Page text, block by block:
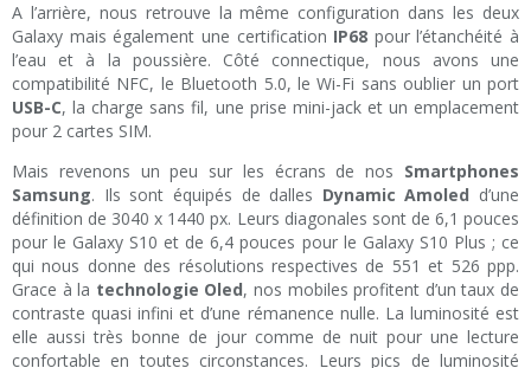
A l’arrière, nous retrouve la même configuration dans les deux
Galaxy mais également une certification IP68 pour l’étanchéité à
l’eau et à la poussière. Côté connectique, nous avons une
compatibilité NFC, le Bluetooth 5.0, le Wi-Fi sans oublier un port
USB-C, la charge sans fil, une prise mini-jack et un emplacement
pour 2 cartes SIM.
Mais revenons un peu sur les écrans de nos Smartphones
Samsung. Ils sont équipés de dalles Dynamic Amoled d’une
définition de 3040 x 1440 px. Leurs diagonales sont de 6,1 pouces
pour le Galaxy S10 et de 6,4 pouces pour le Galaxy S10 Plus ; ce
qui nous donne des résolutions respectives de 551 et 526 ppp.
Grace à la technologie Oled, nos mobiles profitent d’un taux de
contraste quasi infini et d’une rémanence nulle. La luminosité est
elle aussi très bonne de jour comme de nuit pour une lecture
confortable en toutes circonstances. Leurs pics de luminosité